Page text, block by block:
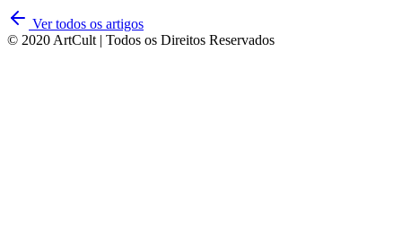
Ver todos os artigos
© 2020 ArtCult | Todos os Direitos Reservados